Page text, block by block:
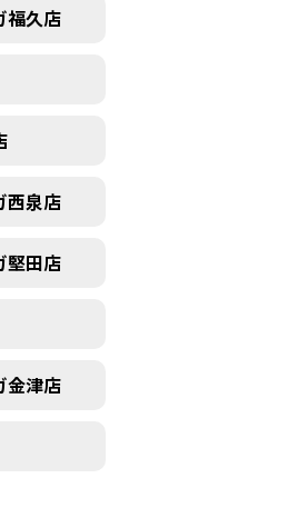
福久店
西泉店
堅田店
金津店